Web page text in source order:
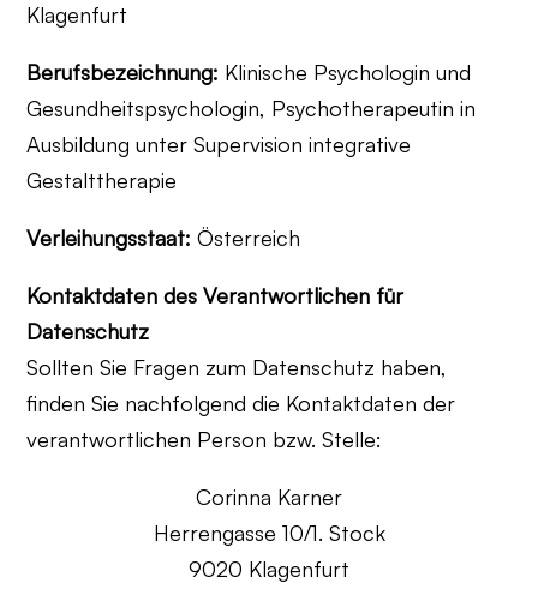
Klagenfurt
Berufsbezeichnung: Klinische Psychologin und
Gesundheitspsychologin, Psychotherapeutin in
Ausbildung unter Supervision integrative
Gestalttherapie
Verleihungsstaat:Österreich
Kontaktdaten des Verantwortlichen für
Datenschutz
Sollten Sie Fragen zum Datenschutz haben,
finden Sie nachfolgend die Kontaktdaten der
verantwortlichen Person bzw. Stelle:
Corinna Karner
Herrengasse 10/1. Stock
9020 Klagenfurt